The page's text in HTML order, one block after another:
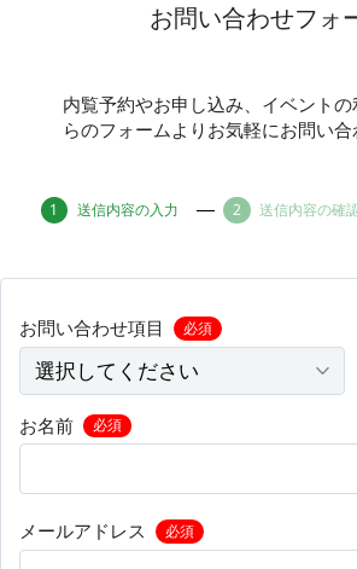
FCオーナー募集
E Solution
その他
お問い合わせフォ
内覧予約やお申し込み、イベント
らのフォームよりお気軽にお問い合
送信内容の入力 送信内容の確
お問い合わせ項目 必須
お名前 必須
メールアドレス 必須